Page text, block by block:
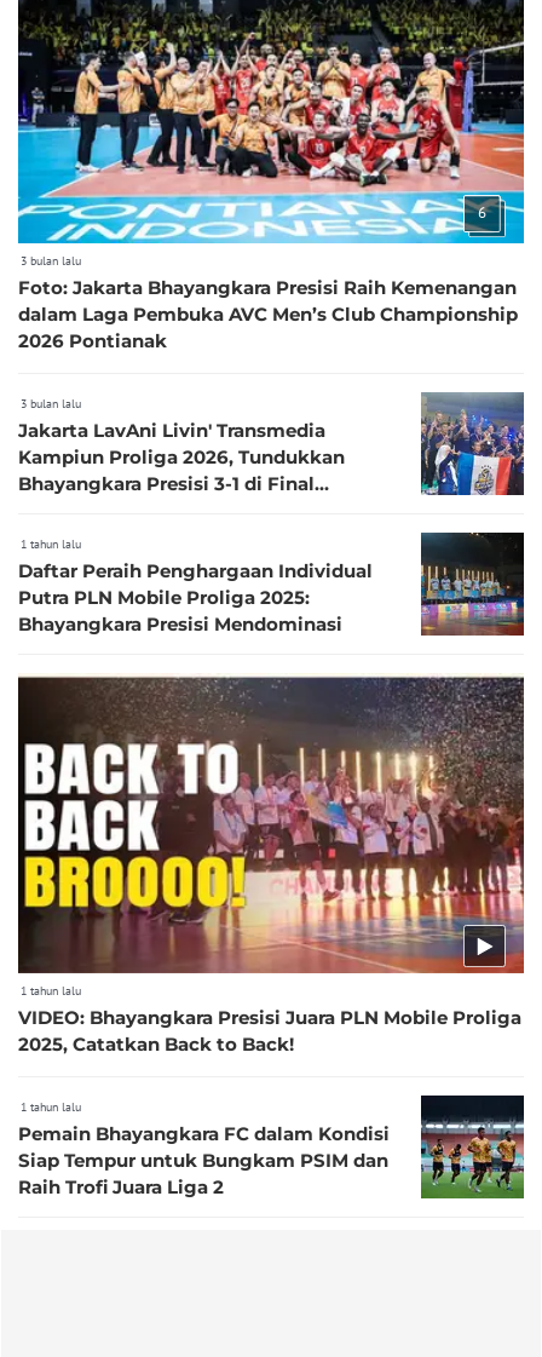
6
3 bulan lalu
Foto: Jakarta Bhayangkara Presisi Raih Kemenangan
dalam Laga Pembuka AVC Men’s Club Championship
2026 Pontianak
3 bulan lalu
Jakarta LavAni Livin' Transmedia
Kampiun Proliga 2026, Tundukkan
Bhayangkara Presisi 3-1 di Final
1 tahun lalu
Daftar Peraih Penghargaan Individual
Putra PLN Mobile Proliga 2025:
Bhayangkara Presisi Mendominasi
1 tahun lalu
VIDEO: Bhayangkara Presisi Juara PLN Mobile Proliga
2025, Catatkan Back to Back!
1 tahun lalu
Pemain Bhayangkara FC dalam Kondisi
Siap Tempur untuk Bungkam PSIM dan
Raih Trofi Juara Liga 2